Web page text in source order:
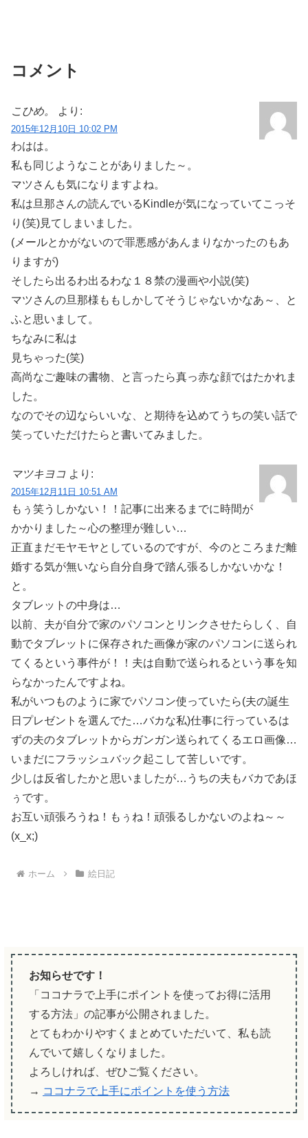
コメント
こひめ。 より:
2015年12月10日 10:02 PM
わはは。
私も同じようなことがありました～。
マツさんも気になりますよね。
私は旦那さんの読んでいるKindleが気になっていてこっそ
り(笑)見てしまいました。
(メールとかがないので罪悪感があんまりなかったのもあ
りますが)
そしたら出るわ出るわな１８禁の漫画や小説(笑)
マツさんの旦那様ももしかしてそうじゃないかなあ～、と
ふと思いまして。
ちなみに私は
見ちゃった(笑)
高尚なご趣味の書物、と言ったら真っ赤な顔ではたかれま
した。
なのでその辺ならいいな、と期待を込めてうちの笑い話で
笑っていただけたらと書いてみました。
マツキヨコ より:
2015年12月11日 10:51 AM
もぅ笑うしかない！！記事に出来るまでに時間が
かかりました～心の整理が難しい…
正直まだモヤモヤとしているのですが、今のところまだ離
婚する気が無いなら自分自身で踏ん張るしかないかな！
と。
タブレットの中身は…
以前、夫が自分で家のパソコンとリンクさせたらしく、自
動でタブレットに保存された画像が家のパソコンに送られ
てくるという事件が！！夫は自動で送られるという事を知
らなかったんですよね。
私がいつものように家でパソコン使っていたら(夫の誕生
日プレゼントを選んでた…バカな私)仕事に行っているは
ずの夫のタブレットからガンガン送られてくるエロ画像…
いまだにフラッシュバック起こして苦しいです。
少しは反省したかと思いましたが…うちの夫もバカであほ
ぅです。
お互い頑張ろうね！もぅね！頑張るしかないのよね～～
(x_x;)
ホーム 絵日記
お知らせです！
「ココナラで上手にポイントを使ってお得に活用
する方法」の記事が公開されました。
とてもわかりやすくまとめていただいて、私も読
んでいて嬉しくなりました。
よろしければ、ぜひご覧ください。
→ ココナラで上手にポイントを使う方法